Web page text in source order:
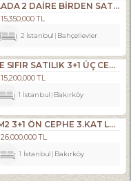
BAHÇELİEVLER YAYLADA 2 DAİRE BİRDEN SATILIKTIR.
15,350,000 TL
2 İstanbul Bahçelievler
BAKIRKÖY İNCİRLİDE SIFIR SATILIK 3+1 ÜÇ CEPHELİ ARA KAT
15,200,000 TL
1 İstanbul Bakırköy
İNCİRLİDE SIFIR 130M2 3+1 ÖN CEPHE 3.KAT LÜKS DAİRE
26,000,000 TL
1 İstanbul Bakırköy